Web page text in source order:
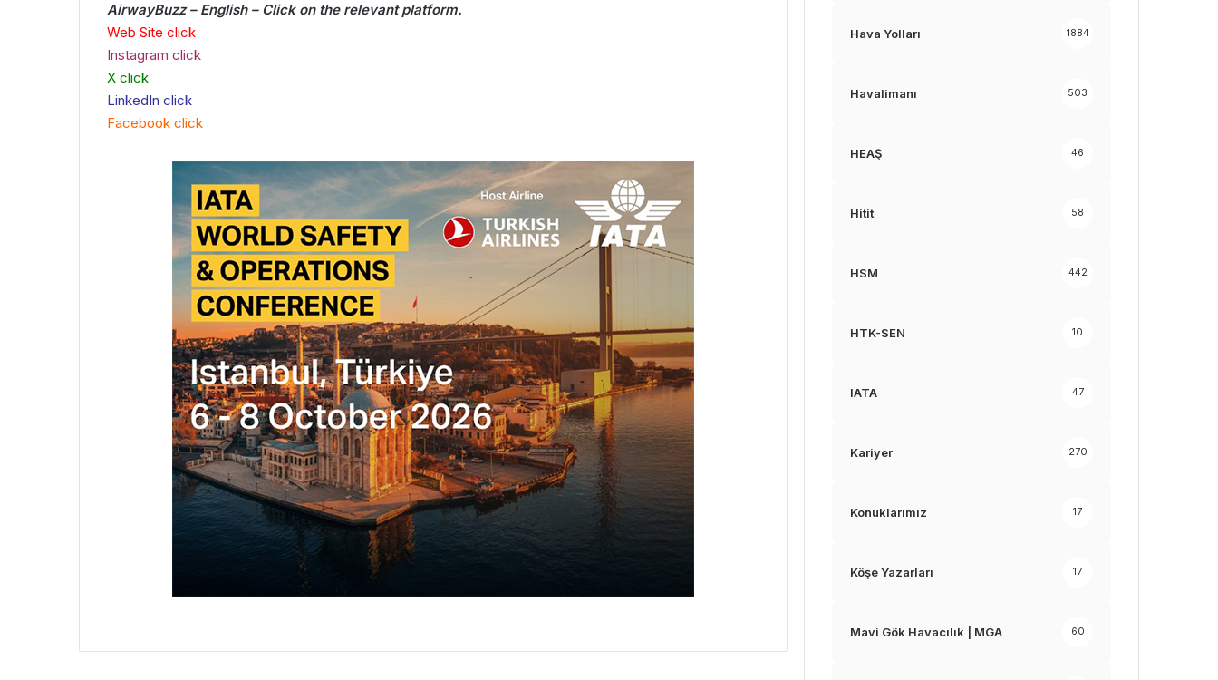
AirwayBuzz – English – Click on the relevant platform.
Web Site click
Instagram click
X click
LinkedIn click
Facebook click
Hava Yolları 1884
Havalimanı 503
HEAŞ 46
Hitit 58
HSM 442
HTK-SEN 10
IATA 47
Kariyer 270
Konuklarımız 17
Köşe Yazarları 17
Mavi Gök Havacılık | MGA 60